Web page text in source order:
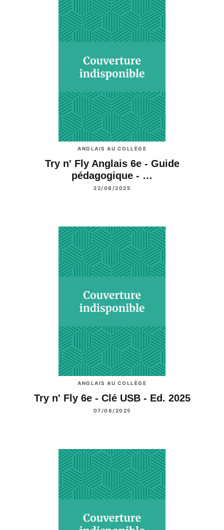
ANGLAIS AU COLLÈGE
Try n' Fly Anglais 6e - Guide
pédagogique - …
22/08/2025
ANGLAIS AU COLLÈGE
Try n' Fly 6e - Clé USB - Ed. 2025
07/08/2025